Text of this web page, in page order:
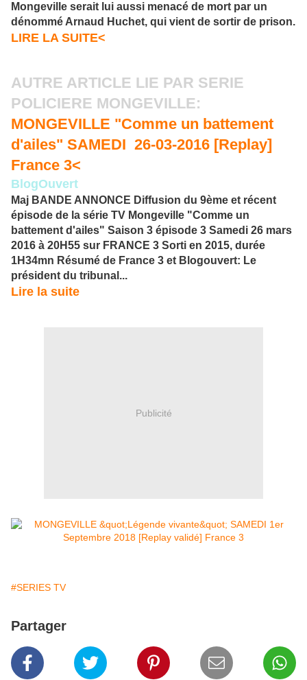
Mongeville serait lui aussi menacé de mort par un
dénommé Arnaud Huchet, qui vient de sortir de prison.
LIRE LA SUITE<
AUTRE ARTICLE LIE PAR SERIE
POLICIERE MONGEVILLE:
MONGEVILLE "Comme un battement
d'ailes" SAMEDI 26-03-2016 [Replay]
France 3<
BlogOuvert
Maj BANDE ANNONCE Diffusion du 9ème et récent
épisode de la série TV Mongeville "Comme un
battement d'ailes" Saison 3 épisode 3 Samedi 26 mars
2016 à 20H55 sur FRANCE 3 Sorti en 2015, durée
1H34mn Résumé de France 3 et Blogouvert: Le
président du tribunal...
Lire la suite
Publicité
#SERIES TV
Partager